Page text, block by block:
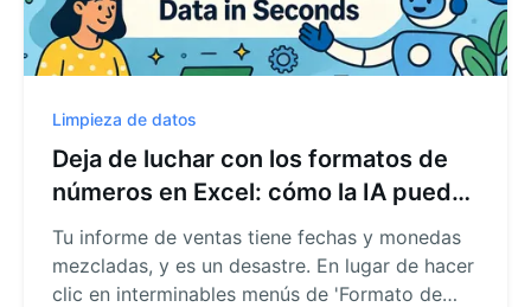
Limpieza de datos
Deja de luchar con los formatos de
números en Excel: cómo la IA puede
arreglar tus datos en segundos
Tu informe de ventas tiene fechas y monedas
mezcladas, y es un desastre. En lugar de hacer
clic en interminables menús de 'Formato de